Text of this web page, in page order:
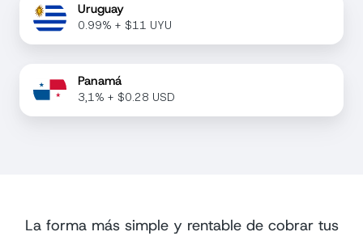
Uruguay
0.99% + $11 UYU
Panamá
3,1% + $0.28 USD
La forma más simple y rentable de cobrar tus